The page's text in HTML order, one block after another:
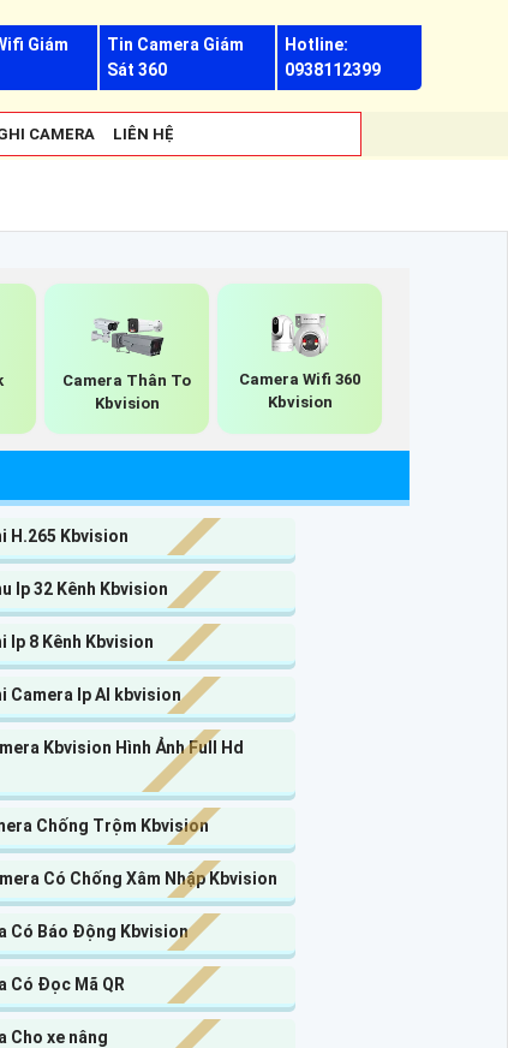
Giám
Tin Camera Giám
Sát 360
Hotline:
0938112399
CAMERA LIÊN HỆ
Camera Thân To
Kbvision
Camera Wifi 360
Kbvision
H.265 Kbvision
Ip 32 Kênh Kbvision
Ip 8 Kênh Kbvision
Camera Ip AI kbvision
Kbvision Hình Ảnh Full Hd
Chống Trộm Kbvision
Có Chống Xâm Nhập Kbvision
Có Báo Động Kbvision
Có Đọc Mã QR
Cho xe nâng